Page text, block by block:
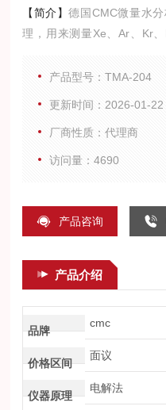
【简介】德国CMC微量水
理，用来测量Xe、Ar、Kr
as，尤其适合高纯酸气如
产品型号：TMA-204
更新时间：2026-01-22
厂商性质：代理商
访问量：4690
产品咨询
产品介绍
品牌
cmc
价格区间
面议
仪器原理
电解法